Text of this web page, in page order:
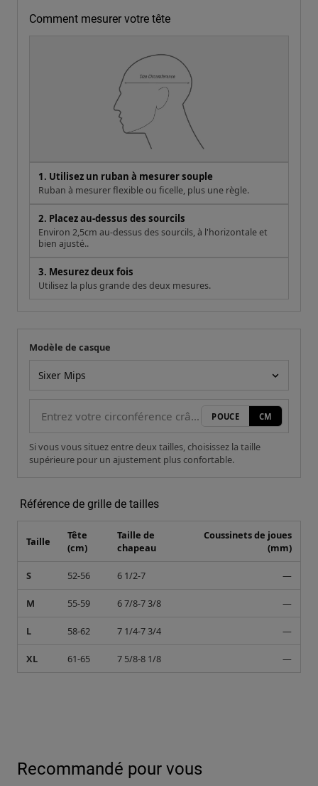
Comment mesurer votre tête
1. Utilisez un ruban à mesurer souple
Ruban à mesurer flexible ou ficelle, plus une règle.
2. Placez au-dessus des sourcils
Environ 2,5cm au-dessus des sourcils, à l'horizontale et
bien ajusté..
3. Mesurez deux fois
Utilisez la plus grande des deux mesures.
Votre mesure
Modèle de casque
POUCE CM
Si vous vous situez entre deux tailles, choisissez la taille
supérieure pour un ajustement plus confortable.
Référence de grille de tailles
Taille
Tête
(cm)
Taille de
chapeau
Coussinets de joues
(mm)
S 52-56 6 1/2-7 —
M 55-59 6 7/8-7 3/8 —
L 58-62 7 1/4-7 3/4 —
XL 61-65 7 5/8-8 1/8 —
Recommandé pour vous